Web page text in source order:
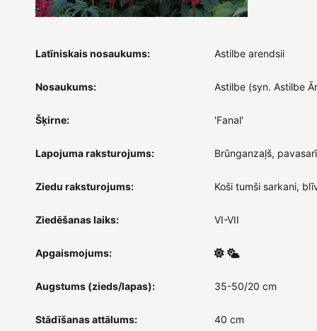
Latīniskais nosaukums: Astilbe arendsii
Nosaukums: Astilbe (syn. Astilbe
Šķirne: 'Fanal'
Lapojuma raksturojums: Brūnganzaļš,
Ziedu raksturojums: Koši tumši sarkani,
Ziedēšanas laiks: VI-VII
Apgaismojums:
Augstums (zieds/lapas): 35-50/20 cm
Stādīšanas attālums: 40 cm